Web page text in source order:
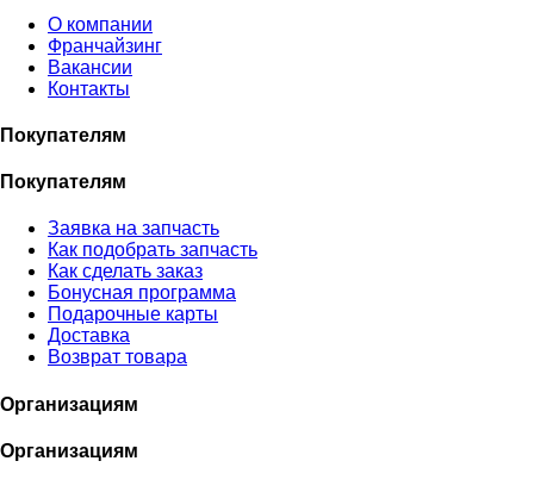
О компании
Франчайзинг
Вакансии
Контакты
Покупателям
Покупателям
Заявка на запчасть
Как подобрать запчасть
Как сделать заказ
Бонусная программа
Подарочные карты
Доставка
Возврат товара
Организациям
Организациям